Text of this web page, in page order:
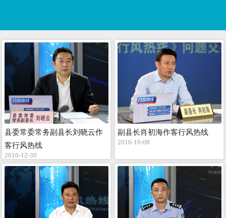
县委常委常务副县长刘晓云作
客行风热线
2016-12-30
副县长肖初海作客行风热线
2016-10-08